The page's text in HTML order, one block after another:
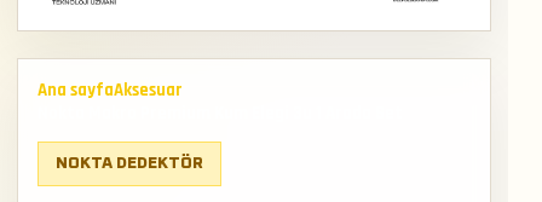
Ana sayfaAksesuar
NOKTA DEDEKTÖR